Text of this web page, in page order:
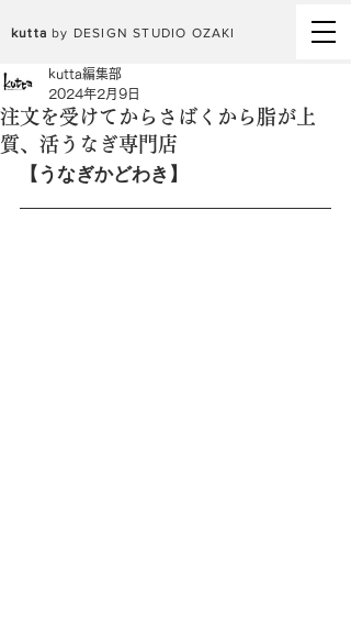
kutta by DESIGN STUDIO OZAKI
注文を受けてからさばくから脂が上
質、活うなぎ専門店
kutta編集部
2024年2月9日
【うなぎかどわき】